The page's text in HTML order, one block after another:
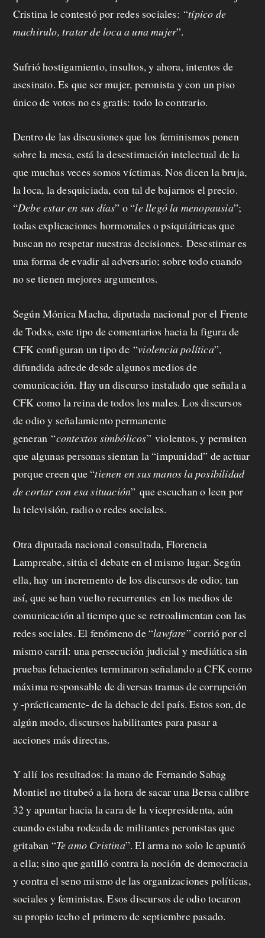
e
s
a
a
f
e
c
i
t
o
Cristina le contestó por redes sociales:“típico de
machirulo, tratar de loca a una mujer”.
Sufrió hostigamiento, insultos, y ahora, intentos de
asesinato. Es que ser mujer, peronista y con un piso
único de votos no es gratis: todo lo contrario.
Dentro de las discusiones que los feminismos ponen
sobre la mesa, está la desestimación intelectual de la
que muchas veces somos víctimas. Nos dicen la bruja,
la loca, la desquiciada, con tal de bajarnos el precio.
“Debe estar en sus días” o “le llegó la menopausia”;
todas explicaciones hormonales o psiquiátricas que
buscan no respetar nuestras decisiones. Desestimar es
una forma de evadir al adversario; sobre todo cuando
no se tienen mejores argumentos.
Según Mónica Macha, diputada nacional por el Frente
de Todxs, este tipo de comentarios hacia la figura de
CFK configuran un tipo de“violencia política”,
difundida adrede desde algunos medios de
comunicación. Hay un discurso instalado que señala a
CFK como la reina de todos los males. Los discursos
de odio y señalamiento permanente
generan“contextos simbólicos”violentos, y permiten
que algunas personas sientan la “impunidad” de actuar
porque creen que “tienen en sus manos la posibilidad
de cortar con esa situación” que escuchan o leen por
la televisión, radio o redes sociales.
Otra diputada nacional consultada, Florencia
Lampreabe, sitúa el debate en el mismo lugar. Según
ella, hay un incremento de los discursos de odio; tan
así, que se han vuelto recurrentes en los medios de
comunicación al tiempo que se retroalimentan con las
redes sociales. El fenómeno de “lawfare” corrió por el
mismo carril: una persecución judicial y mediática sin
pruebas fehacientes terminaron señalando a CFK como
máxima responsable de diversas tramas de corrupción
y -prácticamente- de la debacle del país. Estos son, de
algún modo, discursos habilitantes para pasar a
acciones más directas.
Y allí los resultados: la mano de Fernando Sabag
Montiel no titubeó a la hora de sacar una Bersa calibre
32 y apuntar hacia la cara de la vicepresidenta, aún
cuando estaba rodeada de militantes peronistas que
gritaban “Te amo Cristina”. El arma no solo le apuntó
a ella; sino que gatilló contra la noción de democracia
y contra el seno mismo de las organizaciones políticas,
sociales y feministas. Esos discursos de odio tocaron
su propio techo el primero de septiembre pasado.